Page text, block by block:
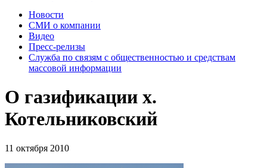
Новости
СМИ о компании
Видео
Пресс-релизы
Служба по связям с общественностью и средствам
массовой информации
О газификации х.
Котельниковский
11 октября 2010